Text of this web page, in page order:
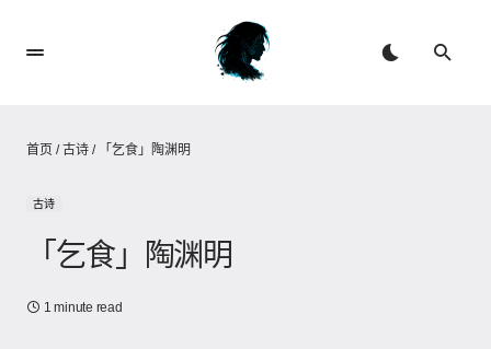
首页 /古诗 / 「乞食」陶渊明
古诗
「乞食」陶渊明
1 minute read